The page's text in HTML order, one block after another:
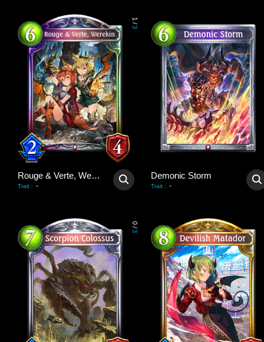
1
/
3
Rouge & Verte, Werekin
Trait : -
Demonic Storm
Trait : -
0
/
3